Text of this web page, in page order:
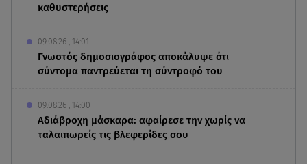
καθυστερήσεις
09.08.26 , 14:01
Γνωστός δημοσιογράφος αποκάλυψε ότι
σύντομα παντρεύεται τη σύντροφό του
09.08.26 , 14:00
Αδιάβροχη μάσκαρα: αφαίρεσε την χωρίς να
ταλαιπωρείς τις βλεφερίδες σου